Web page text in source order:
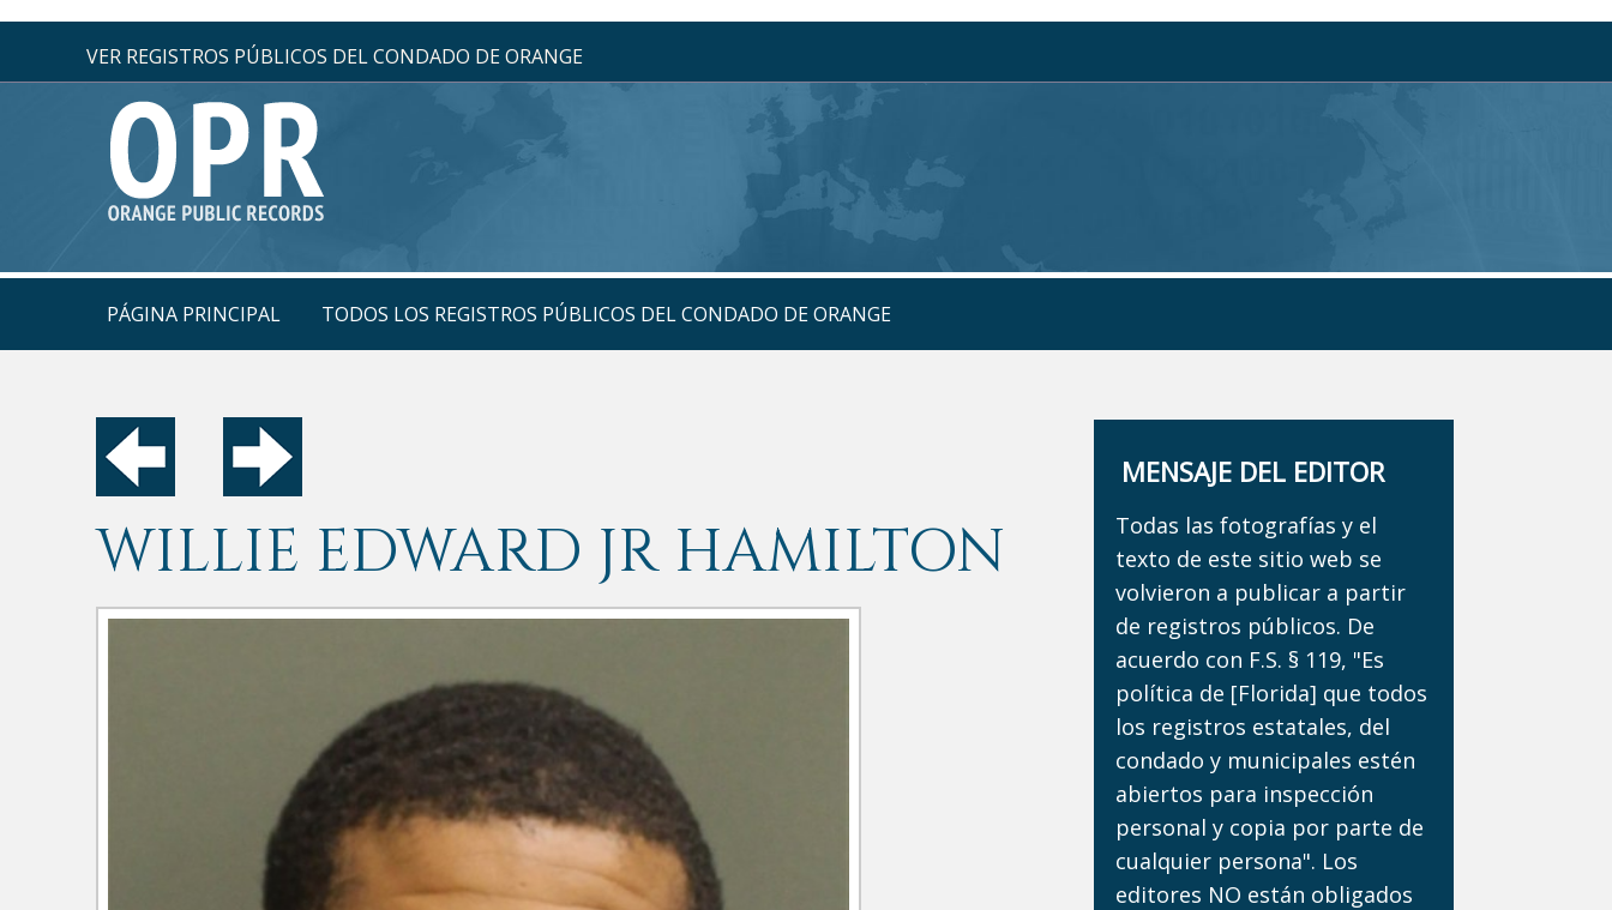
VER REGISTROS PÚBLICOS DEL CONDADO DE ORANGE
PÁGINA PRINCIPAL TODOS LOS REGISTROS PÚBLICOS DEL CONDADO DE ORANGE
WILLIE EDWARD JR HAMILTON
MENSAJE DEL EDITOR
Todas las fotografías y el
texto de este sitio web se
volvieron a publicar a partir
de registros públicos. De
acuerdo con F.S. § 119, "Es
política de [Florida] que todos
los registros estatales, del
condado y municipales estén
abiertos para inspección
personal y copia por parte de
cualquier persona". Los
editores NO están obligados